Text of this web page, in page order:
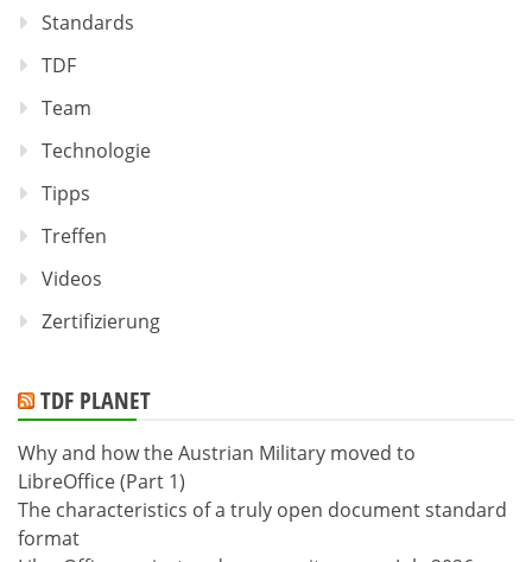
Standards
TDF
Team
Technologie
Tipps
Treffen
Videos
Zertifizierung
TDF PLANET
Why and how the Austrian Military moved to
LibreOffice (Part 1)
The characteristics of a truly open document standard
format